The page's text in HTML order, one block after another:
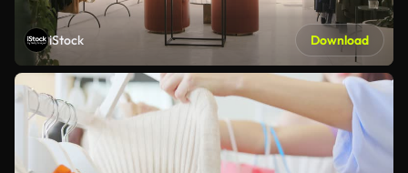
iStock Download